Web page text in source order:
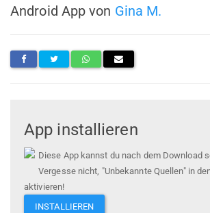
Android App von Gina M.
App installieren
Diese App kannst du nach dem Download
Vergesse nicht, "Unbekannte Quellen" in
aktivieren!
INSTALLIEREN